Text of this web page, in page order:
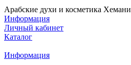
Арабские духи и косметика
Информация
Личный кабинет
Каталог
Информация